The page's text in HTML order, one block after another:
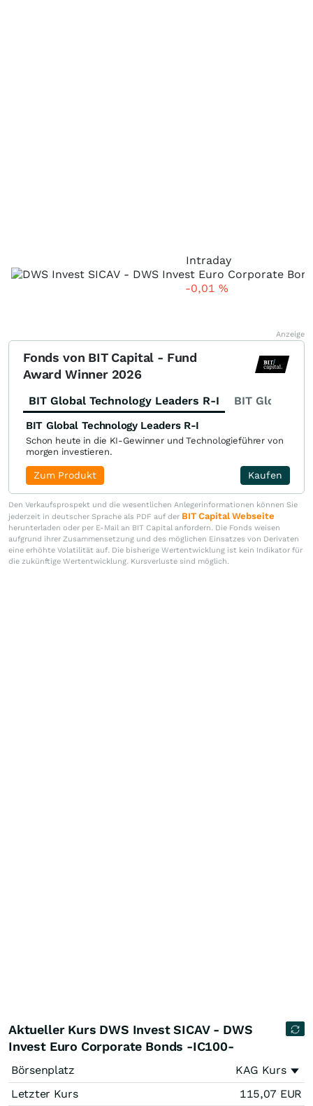
Intraday
-0,01 %
Anzeige
Fonds von BIT Capital - Fund
Award Winner 2026
BIT Global Technology Leaders R-I BIT Global
BIT Global Technology Leaders R-I
Schon heute in die KI-Gewinner und Technologieführer von
morgen investieren.
Kaufen
Zum Produkt
Den Verkaufsprospekt und die wesentlichen Anlegerinformationen können Sie
jederzeit in deutscher Sprache als PDF auf der BIT Capital Webseite
herunterladen oder per E-Mail an BIT Capital anfordern. Die Fonds weisen
aufgrund ihrer Zusammensetzung und des möglichen Einsatzes von Derivaten
eine erhöhte Volatilität auf. Die bisherige Wertentwicklung ist kein Indikator für
die zukünftige Wertentwicklung. Kursverluste sind möglich.
Aktueller Kurs DWS Invest SICAV - DWS
Invest Euro Corporate Bonds -IC100-
Börsenplatz
KAG Kurs
Letzter Kurs
115,07 EUR